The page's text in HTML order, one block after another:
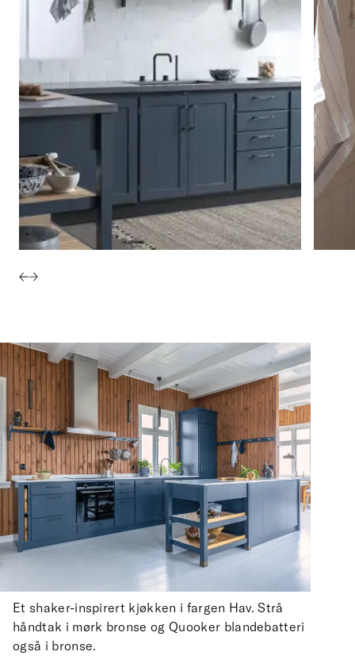
Et shaker-inspirert kjøkken i fargen Hav. Strå
håndtak i mørk bronse og Quooker blandebatteri
også i bronse.